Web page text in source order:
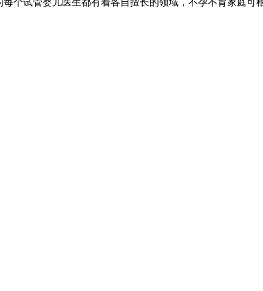
个试管婴儿医生都有着各自擅长的领域，不孕不育家庭可